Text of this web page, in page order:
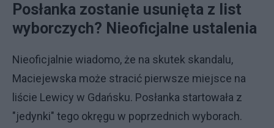
Posłanka zostanie usunięta z list
wyborczych? Nieoficjalne ustalenia
Nieoficjalnie wiadomo, że na skutek skandalu,
Maciejewska może stracić pierwsze miejsce na
liście Lewicy w Gdańsku. Posłanka startowała z
"jedynki" tego okręgu w poprzednich wyborach.